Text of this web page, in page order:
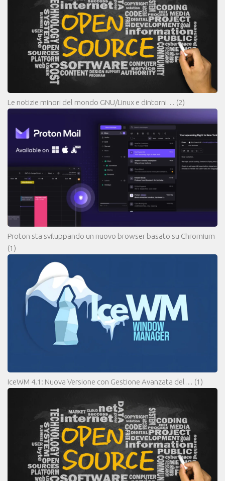
Le notizie minori del mondo GNU/Linux e dintorni… (2)
Proton sta sviluppando un nuovo browser basato su Chromium
(1)
IceWM 4.1: Nuova Versione con Gestione Avanzata del… (1)